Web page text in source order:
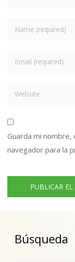
Guarda mi
navegador para la
Búsqueda